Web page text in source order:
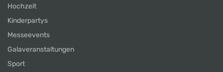
Hochzeit
Kinderpartys
Messeevents
Galaveranstaltungen
Sport